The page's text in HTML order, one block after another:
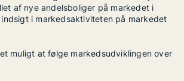
af nye andelsboliger på markedet i
i markedsaktiviteten på markedet
muligt at følge markedsudviklingen over